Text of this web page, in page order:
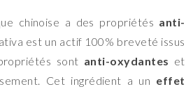
chinoise a des propriétés anti-
est un actif 100% breveté issus
sont anti-oxydantes et
Cet ingrédient a un effet